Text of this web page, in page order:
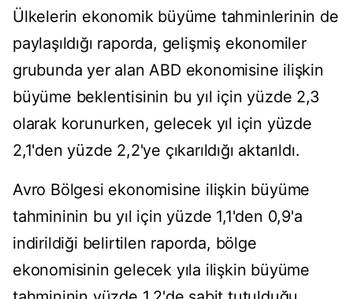
Ülkelerin ekonomik büyüme tahminlerinin de
paylaşıldığı raporda, gelişmiş ekonomiler
grubunda yer alan ABD ekonomisine ilişkin
büyüme beklentisinin bu yıl için yüzde 2,3
olarak korunurken, gelecek yıl için yüzde
2,1'den yüzde 2,2'ye çıkarıldığı aktarıldı.
Avro Bölgesi ekonomisine ilişkin büyüme
tahmininin bu yıl için yüzde 1,1'den 0,9'a
indirildiği belirtilen raporda, bölge
ekonomisinin gelecek yıla ilişkin büyüme